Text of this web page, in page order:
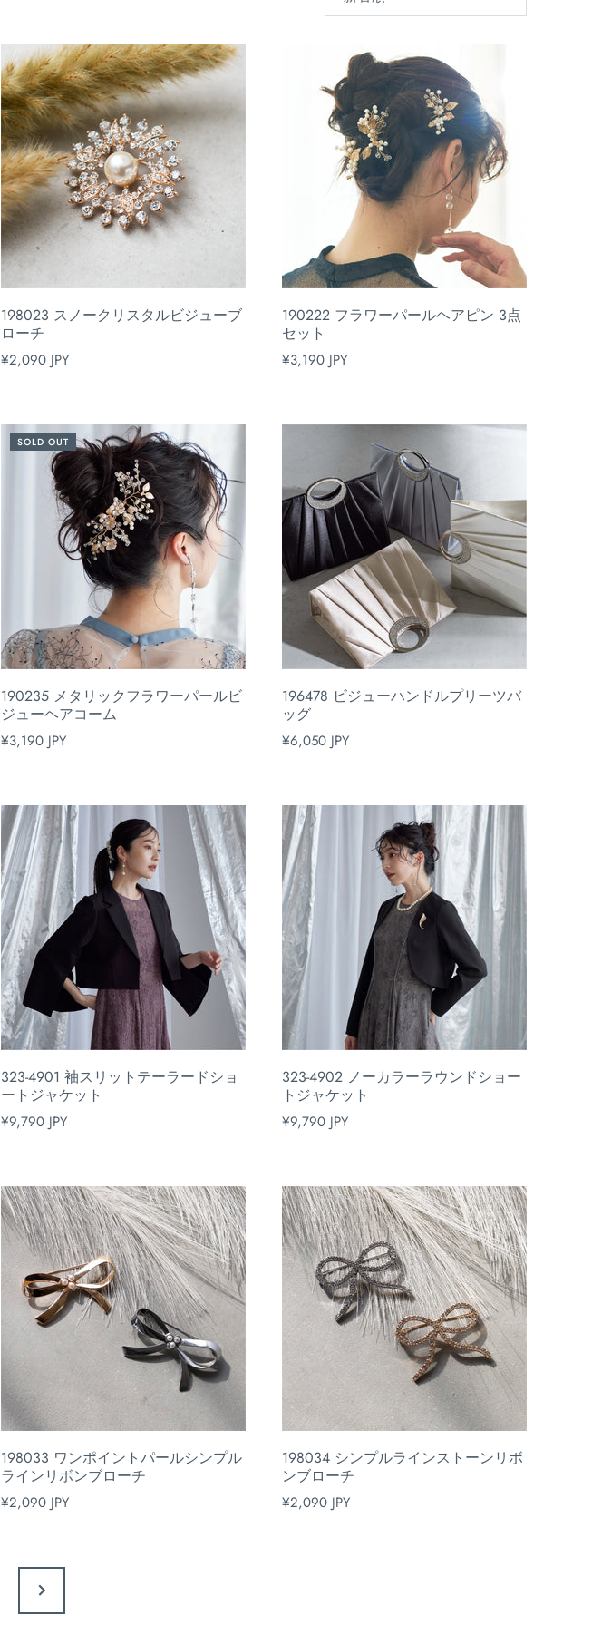
替
198023 スノークリスタルビジューブ
ローチ
¥2,090 JPY
190222 フラワーパールヘアピン 3点
セット
¥3,190 JPY
SOLD OUT
190235 メタリックフラワーパールビ
ジューヘアコーム
¥3,190 JPY
196478 ビジューハンドルプリーツバ
ッグ
¥6,050 JPY
323-4901 袖スリットテーラードショ
ートジャケット
¥9,790 JPY
323-4902 ノーカラーラウンドショー
トジャケット
¥9,790 JPY
198033 ワンポイントパールシンプル
ラインリボンブローチ
¥2,090 JPY
198034 シンプルラインストーンリボ
ンブローチ
¥2,090 JPY
次
の